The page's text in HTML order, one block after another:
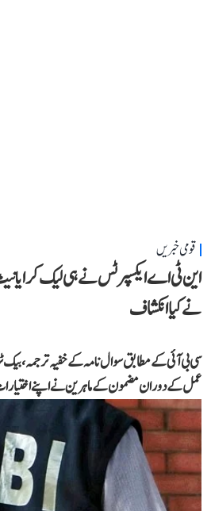
قومی خبریں
این ٹی اے ایکسپرٹس نے ہی لیک کرایا
نے کیا انکشاف
سی بی آئی کے مطابق سوال نامہ کے خفیہ ترجمہ،
عمل کے دوران مضمون کے ماہرین نے اپنے اختیارات